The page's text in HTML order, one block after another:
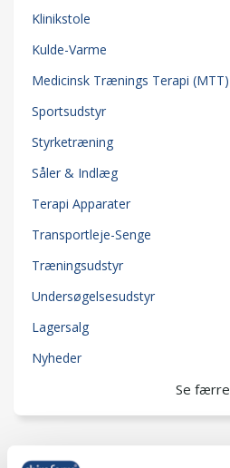
Klinikstole
Kulde-Varme
Medicinsk Trænings Terapi (MTT)
Sportsudstyr
Styrketræning
Såler & Indlæg
Terapi Apparater
Transportleje-Senge
Træningsudstyr
Undersøgelsesudstyr
Lagersalg
Nyheder
Se færre
Relevans